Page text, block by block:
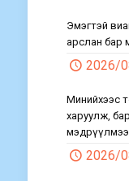
Эмэгтэй
арслан бар
2026/
Минийхээс
харуулж,
2026/